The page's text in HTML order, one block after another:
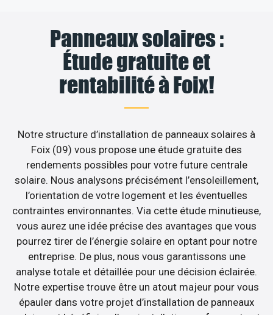
Panneaux solaires :
Étude gratuite et
rentabilité à Foix!
Notre structure d’installation de panneaux solaires à
Foix (09) vous propose une étude gratuite des
rendements possibles pour votre future centrale
solaire. Nous analysons précisément l’ensoleillement,
l’orientation de votre logement et les éventuelles
contraintes environnantes. Via cette étude minutieuse,
vous aurez une idée précise des avantages que vous
pourrez tirer de l’énergie solaire en optant pour notre
entreprise. De plus, nous vous garantissons une
analyse totale et détaillée pour une décision éclairée.
Notre expertise trouve être un atout majeur pour vous
épauler dans votre projet d’installation de panneaux